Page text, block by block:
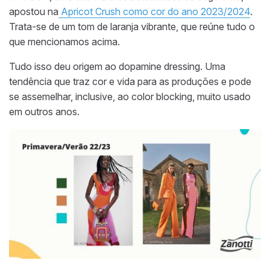
apostou na Apricot Crush como cor do ano 2023/2024.
Trata-se de um tom de laranja vibrante, que reúne tudo o
que mencionamos acima.
Tudo isso deu origem ao dopamine dressing. Uma
tendência que traz cor e vida para as produções e pode
se assemelhar, inclusive, ao color blocking, muito usado
em outros anos.